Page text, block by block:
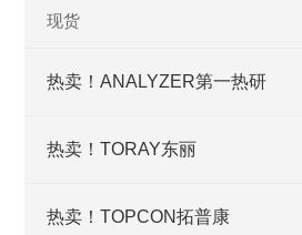
现货
热卖！ANALYZER第一热研
热卖！TORAY东丽
热卖！TOPCON拓普康